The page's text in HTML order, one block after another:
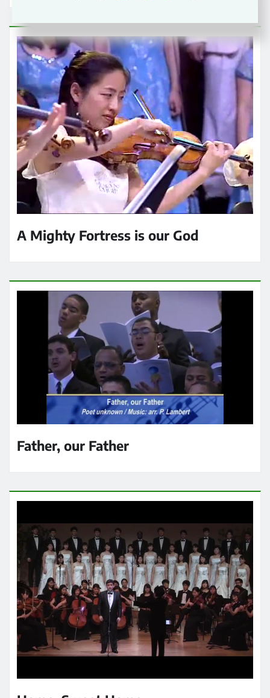
A Mighty Fortress is our God
Father, our Father